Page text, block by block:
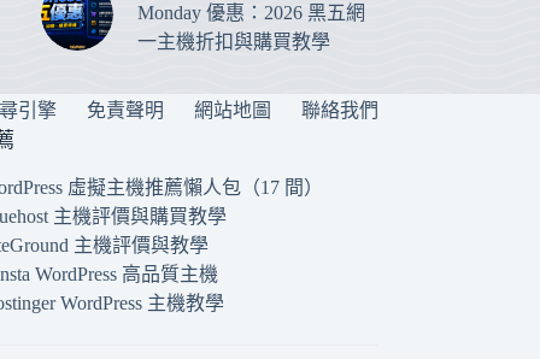
Monday 優惠：2026 黑五網
一主機折扣與購買教學
引擎 免責聲明 網站地圖 聯絡我們
虛擬主機推薦懶人包（17 間）
主機評價與購買教學
主機評價與教學
WordPress 高品質主機
WordPress 主機教學